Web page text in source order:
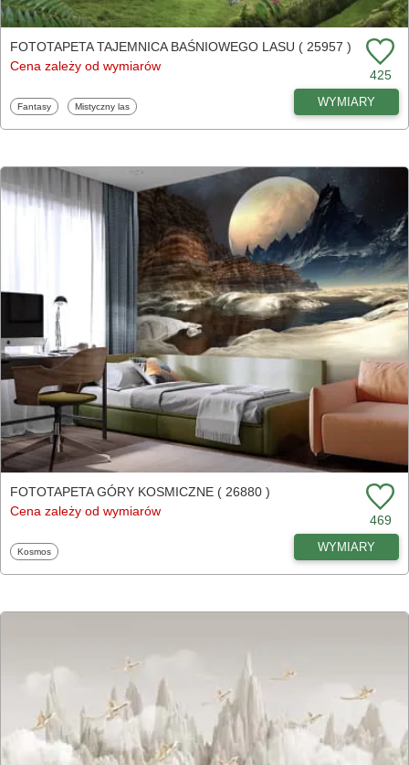
FOTOTAPETA TAJEMNICA BAŚNIOWEGO LASU ( 25957 )
Cena zależy od wymiarów
425
Fototapety
Fantasy Fototapety
Mistyczny las WYMIARY
FOTOTAPETA GÓRY KOSMICZNE ( 26880 )
Cena zależy od wymiarów
469
Fototapety
Kosmos WYMIARY